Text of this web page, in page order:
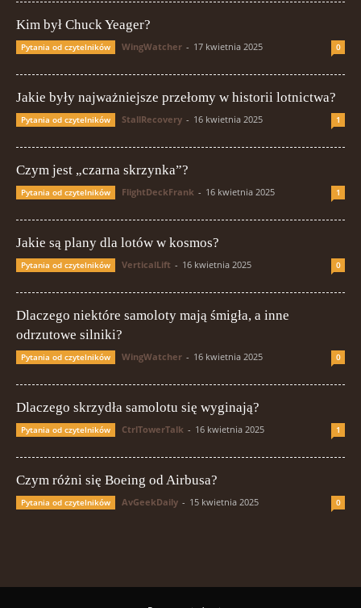
Kim był Chuck Yeager?
Pytania od czytelników WingWatcher - 17 kwietnia 2025 0
Jakie były najważniejsze przełomy w historii lotnictwa?
Pytania od czytelników StallRecovery - 16 kwietnia 2025 1
Czym jest „czarna skrzynka”?
Pytania od czytelników FlightDeckFrank - 16 kwietnia 2025 1
Jakie są plany dla lotów w kosmos?
Pytania od czytelników VerticalLift - 16 kwietnia 2025 0
Dlaczego niektóre samoloty mają śmigła, a inne
odrzutowe silniki?
Pytania od czytelników WingWatcher - 16 kwietnia 2025 0
Dlaczego skrzydła samolotu się wyginają?
Pytania od czytelników CtrlTowerTalk - 16 kwietnia 2025 1
Czym różni się Boeing od Airbusa?
Pytania od czytelników AvGeekDaily - 15 kwietnia 2025 0